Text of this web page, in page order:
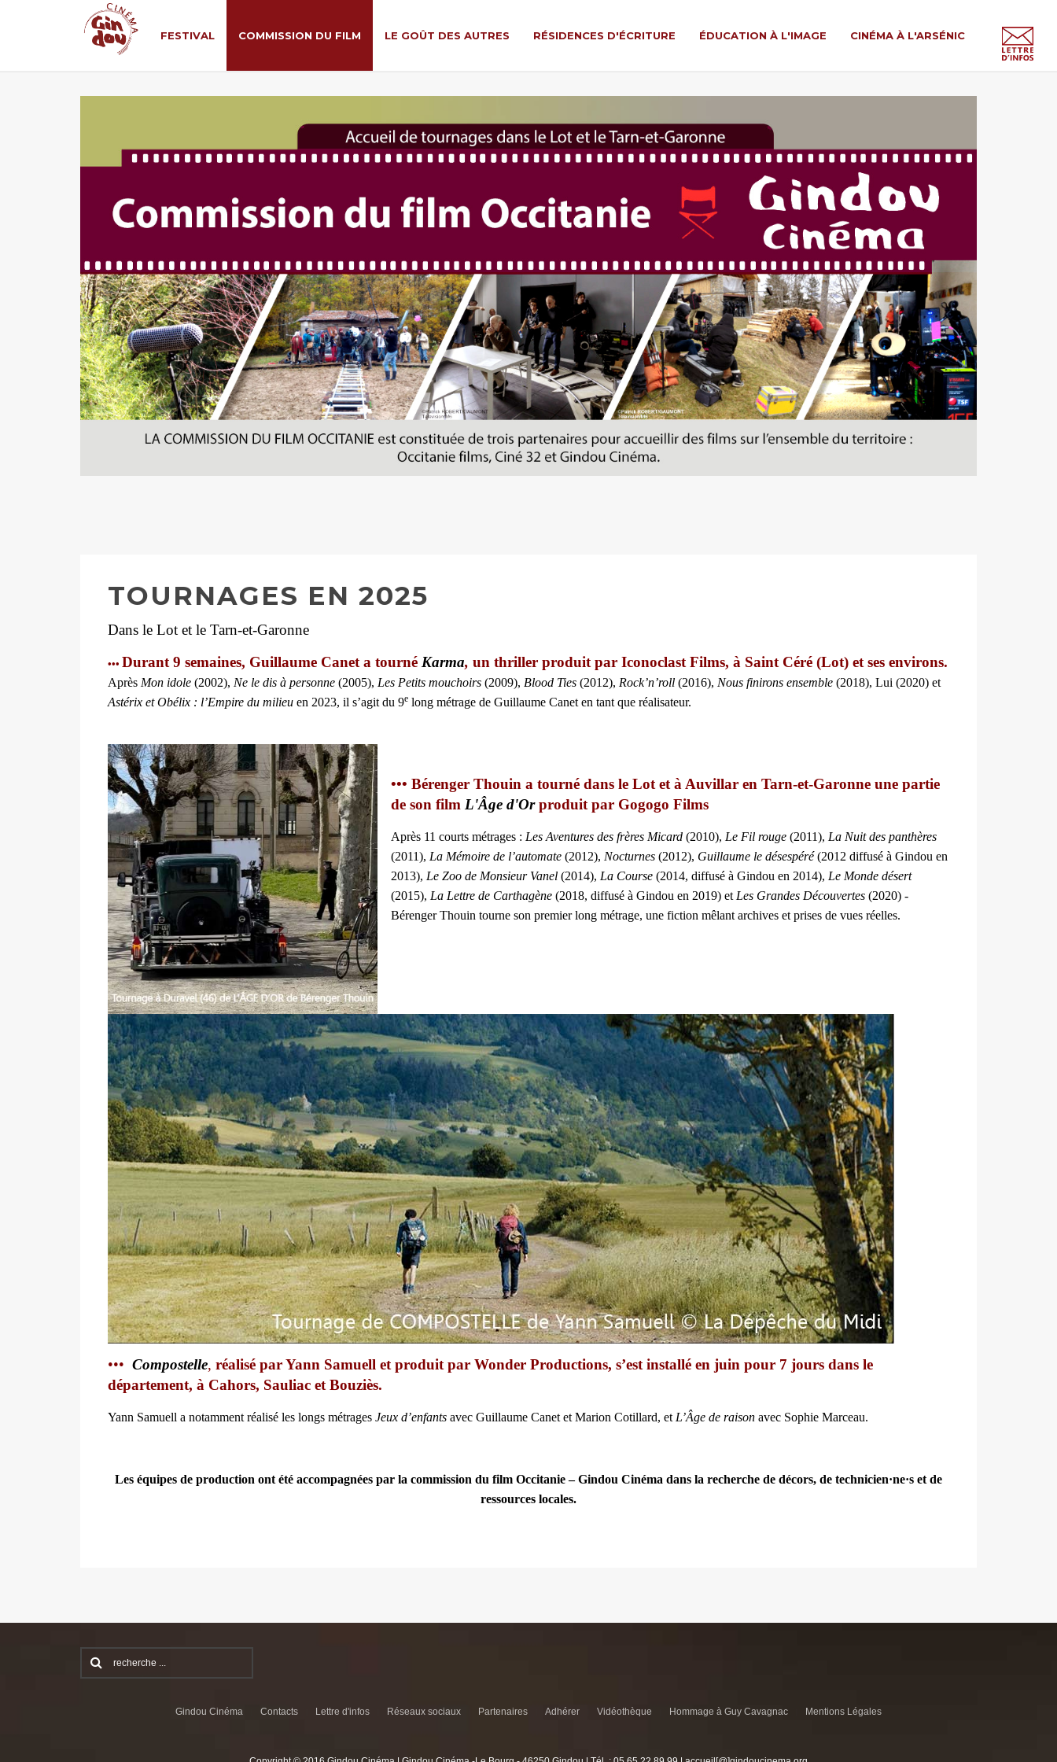
FESTIVAL COMMISSION DU FILM LE GOÛT DES AUTRES RÉSIDENCES D'ÉCRITURE ÉDUCATION À L'IMAGE CINÉMA À L'ARSÉNIC
TOURNAGES EN 2025
Dans le Lot et le Tarn-et-Garonne
••• Durant 9 semaines, Guillaume Canet a tourné Karma, un thriller produit par Iconoclast Films, à Saint Céré (Lot) et ses environs.
Après Mon idole (2002), Ne le dis à personne (2005), Les Petits mouchoirs (2009), Blood Ties (2012), Rock’n’roll (2016), Nous finirons ensemble (2018), Lui (2020) et
Astérix et Obélix : l’Empire du milieu en 2023, il s’agit du 9e long métrage de Guillaume Canet en tant que réalisateur.
••• Bérenger Thouin a tourné dans le Lot et à Auvillar en Tarn-et-Garonne une partie
de son film L'Âge d'Orproduit par Gogogo Films
Après 11 courts métrages : Les Aventures des frères Micard (2010), Le Fil rouge (2011), La Nuit des panthères
(2011), La Mémoire de l’automate (2012), Nocturnes (2012), Guillaume le désespéré(2012 diffusé à Gindou en
2013), Le Zoo de Monsieur Vanel (2014), La Course (2014, diffusé à Gindou en 2014), Le Monde désert
(2015), La Lettre de Carthagène (2018, diffusé à Gindou en 2019) et Les Grandes Découvertes (2020) -
Bérenger Thouin tourne son premier long métrage, une fiction mêlant archives et prises de vues réelles.
••• Compostelle, réalisé par Yann Samuell et produit par Wonder Productions, s’est installé en juin pour 7 jours dans le
département, à Cahors, Sauliac et Bouziès.
Yann Samuell a notamment réalisé les longs métrages Jeux d’enfants avec Guillaume Canet et Marion Cotillard, et L’Âge de raison avec Sophie Marceau.
Les équipes de production ont été accompagnées par la commission du film Occitanie – Gindou Cinéma dans la recherche de décors, de technicien·ne·s et de
ressources locales.
Gindou Cinéma Contacts Lettre d'infos Réseaux sociaux Partenaires Adhérer Vidéothèque Hommage à Guy Cavagnac Mentions Légales